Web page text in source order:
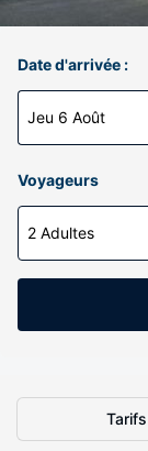
Date d'arrivée :
Jeu 6 Août
Voyageurs
2 Adultes
Tarifs